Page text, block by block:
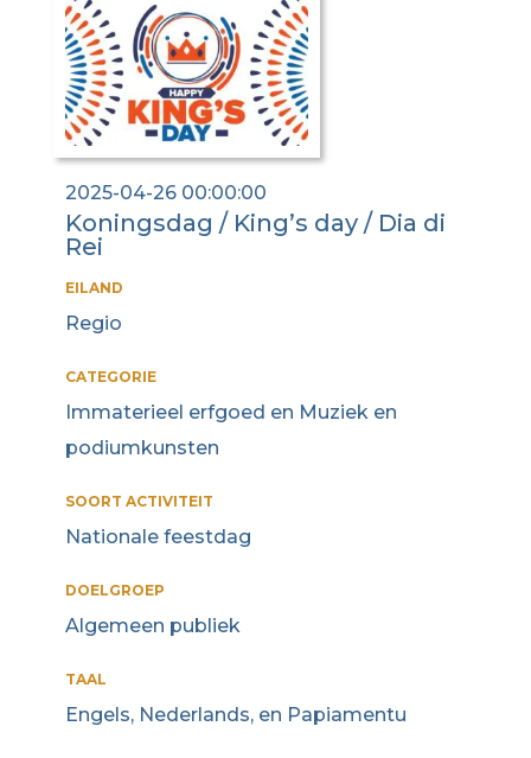
2025-04-26 00:00:00
Koningsdag / King’s day / Dia di
Rei
EILAND
Regio
CATEGORIE
Immaterieel erfgoed en Muziek en
podiumkunsten
SOORT ACTIVITEIT
Nationale feestdag
DOELGROEP
Algemeen publiek
TAAL
Engels, Nederlands, en Papiamentu